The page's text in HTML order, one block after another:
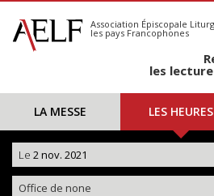
S'abonner
Calendrier
Association Épiscopale
les pays Francophones
les
LA MESSE LES HEURES
Le 2 nov. 2021
Office de none